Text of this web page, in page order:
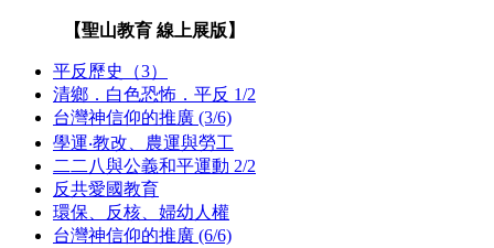
【聖山教育 線上展版】
平反歷史（3）
清鄉．白色恐怖．平反 1/2
台灣神信仰的推廣 (3/6)
學運‧教改、農運與勞工
二二八與公義和平運動 2/2
反共愛國教育
環保、反核、婦幼人權
台灣神信仰的推廣 (6/6)